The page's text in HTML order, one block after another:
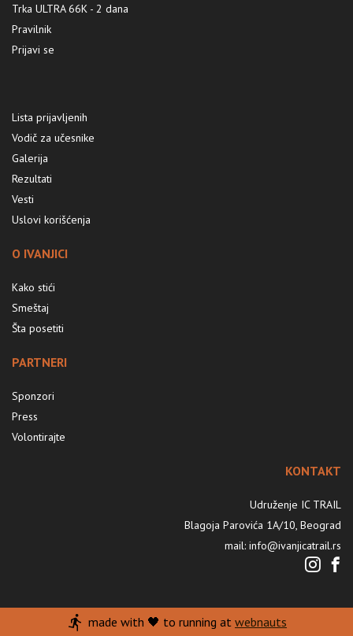
Trka ULTRA 66K - 2 dana
Pravilnik
Prijavi se
Lista prijavljenih
Vodič za učesnike
Galerija
Rezultati
Vesti
Uslovi korišćenja
O IVANJICI
Kako stići
Smeštaj
Šta posetiti
PARTNERI
Sponzori
Press
Volontirajte
KONTAKT
Udruženje IC TRAIL
Blagoja Parovića 1A/10, Beograd
mail: info@ivanjicatrail.rs
made with 🖤 to running at webnauts